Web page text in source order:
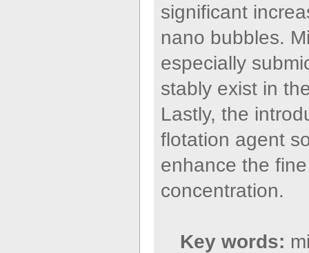
significant
nano bubbles.
especially
stably exist in
Lastly, the
flotation agent
enhance the
concentration.
Key words: